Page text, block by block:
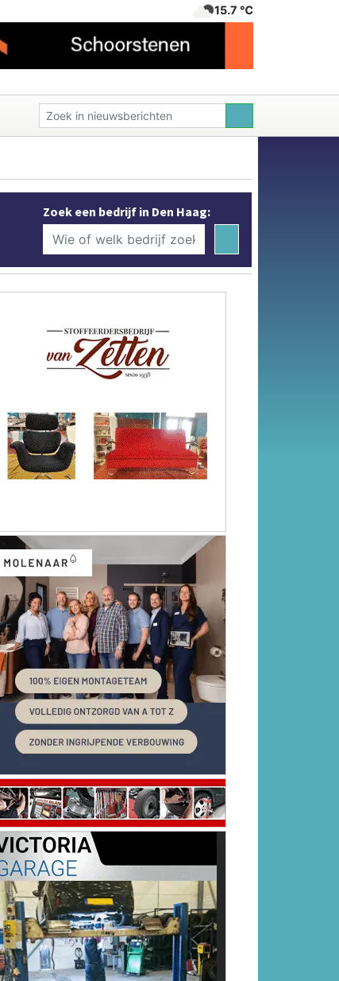
15.7 ℃
Zoek een bedrijf in Den Haag: